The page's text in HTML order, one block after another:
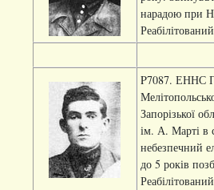
нарадою при
P7087. ЕННС
Запорізької
ім. А. Марті в
небезпечний
до 5 років